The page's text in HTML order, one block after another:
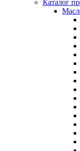
Каталог